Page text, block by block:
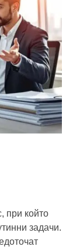
при който
задачи.